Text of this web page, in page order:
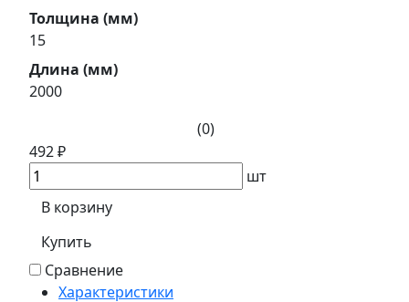
Толщина (мм)
15
Длина (мм)
2000
(0)
492 ₽
шт
В корзину
Купить
Сравнение
Характеристики